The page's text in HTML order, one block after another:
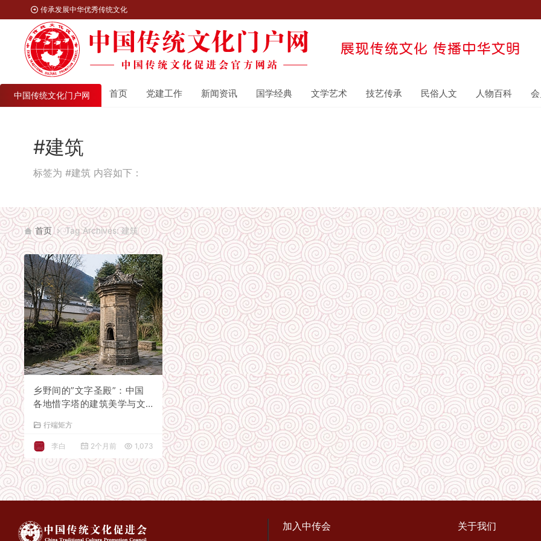
传承发展中华优秀传统文化
中国传统文化门户网 首页 党建工作 新闻资讯 国学经典 文学艺术 技艺传承 民俗人文 人物百科
#建筑
标签为 #建筑 内容如下：
首页 Tag Archives: 建筑
乡野间的”文字圣殿”：中国
各地惜字塔的建筑美学与文
行端矩方
李白 2个月前 1,073
加入中传会 关于我们